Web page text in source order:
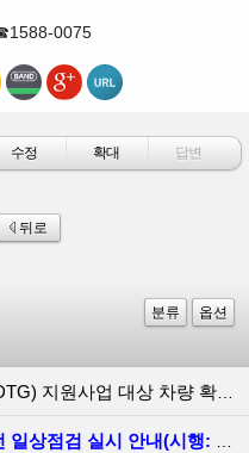
0075
수정 확대 답변
뒤로
분류 옵션
지원사업 대상 차량 확대 안내
실시 안내(시행: 2026.06.30.)